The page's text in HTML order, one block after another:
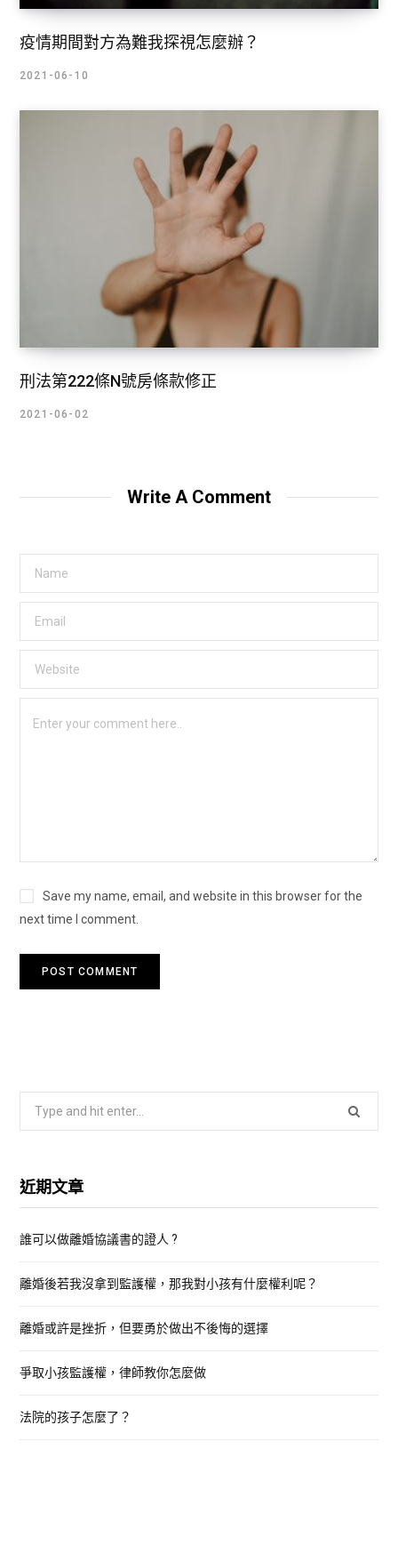
疫情期間對方為難我探視怎麼辦？
2021-06-10
刑法第222條N號房條款修正
2021-06-02
Write A Comment
Save my name, email, and website in this browser for the
next time I comment.
c
f
r
近期文章
誰可以做離婚協議書的證人 ?
離婚後若我沒拿到監護權，那我對小孩有什麼權利呢？
離婚或許是挫折，但要勇於做出不後悔的選擇
爭取小孩監護權，律師教你怎麼做
法院的孩子怎麼了？